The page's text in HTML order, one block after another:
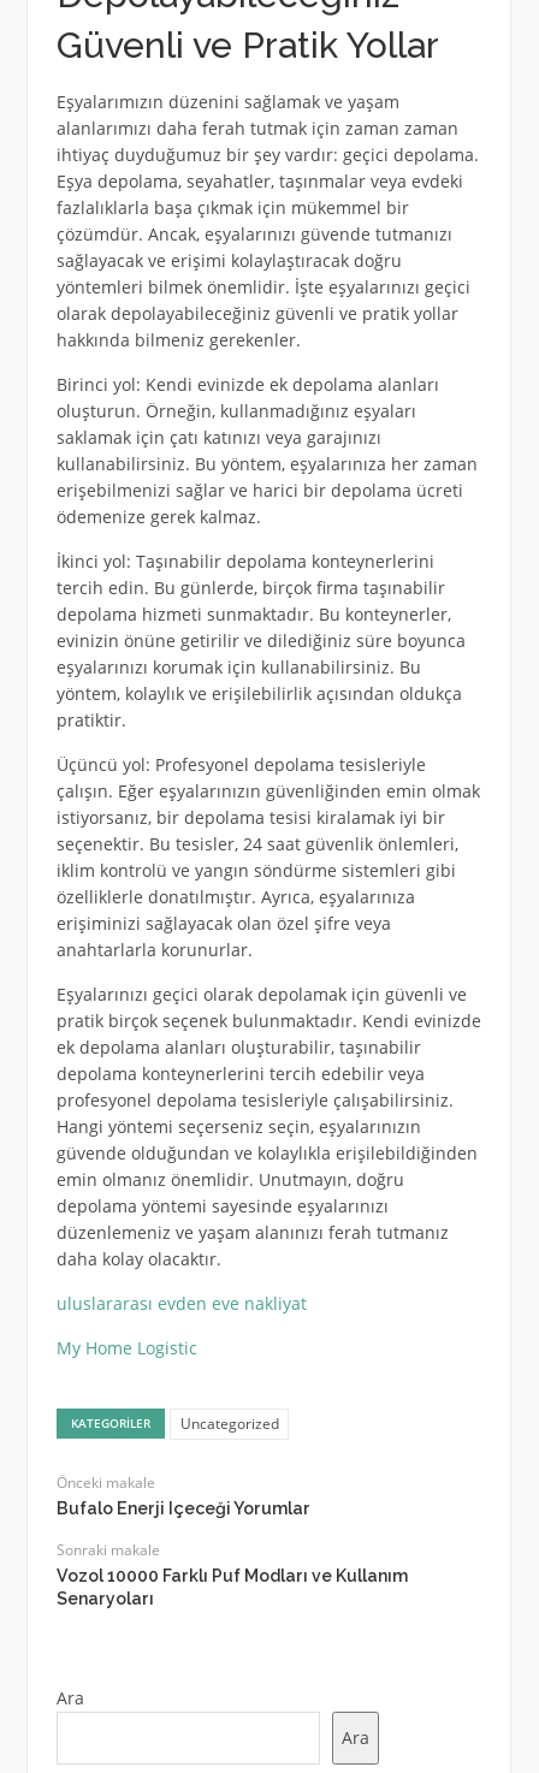
Güvenli ve Pratik Yollar
Eşyalarımızın düzenini sağlamak ve yaşam
alanlarımızı daha ferah tutmak için zaman zaman
ihtiyaç duyduğumuz bir şey vardır: geçici depolama.
Eşya depolama, seyahatler, taşınmalar veya evdeki
fazlalıklarla başa çıkmak için mükemmel bir
çözümdür. Ancak, eşyalarınızı güvende tutmanızı
sağlayacak ve erişimi kolaylaştıracak doğru
yöntemleri bilmek önemlidir. İşte eşyalarınızı geçici
olarak depolayabileceğiniz güvenli ve pratik yollar
hakkında bilmeniz gerekenler.
Birinci yol: Kendi evinizde ek depolama alanları
oluşturun. Örneğin, kullanmadığınız eşyaları
saklamak için çatı katınızı veya garajınızı
kullanabilirsiniz. Bu yöntem, eşyalarınıza her zaman
erişebilmenizi sağlar ve harici bir depolama ücreti
ödemenize gerek kalmaz.
İkinci yol: Taşınabilir depolama konteynerlerini
tercih edin. Bu günlerde, birçok firma taşınabilir
depolama hizmeti sunmaktadır. Bu konteynerler,
evinizin önüne getirilir ve dilediğiniz süre boyunca
eşyalarınızı korumak için kullanabilirsiniz. Bu
yöntem, kolaylık ve erişilebilirlik açısından oldukça
pratiktir.
Üçüncü yol: Profesyonel depolama tesisleriyle
çalışın. Eğer eşyalarınızın güvenliğinden emin olmak
istiyorsanız, bir depolama tesisi kiralamak iyi bir
seçenektir. Bu tesisler, 24 saat güvenlik önlemleri,
iklim kontrolü ve yangın söndürme sistemleri gibi
özelliklerle donatılmıştır. Ayrıca, eşyalarınıza
erişiminizi sağlayacak olan özel şifre veya
anahtarlarla korunurlar.
Eşyalarınızı geçici olarak depolamak için güvenli ve
pratik birçok seçenek bulunmaktadır. Kendi evinizde
ek depolama alanları oluşturabilir, taşınabilir
depolama konteynerlerini tercih edebilir veya
profesyonel depolama tesisleriyle çalışabilirsiniz.
Hangi yöntemi seçerseniz seçin, eşyalarınızın
güvende olduğundan ve kolaylıkla erişilebildiğinden
emin olmanız önemlidir. Unutmayın, doğru
depolama yöntemi sayesinde eşyalarınızı
düzenlemeniz ve yaşam alanınızı ferah tutmanız
daha kolay olacaktır.
uluslararası evden eve nakliyat
My Home Logistic
KATEGORILER Uncategorized
Önceki makale
Bufalo Enerji Içeceği Yorumlar
Sonraki makale
Vozol 10000 Farklı Puf Modları ve Kullanım
Senaryoları
Ara
Ara